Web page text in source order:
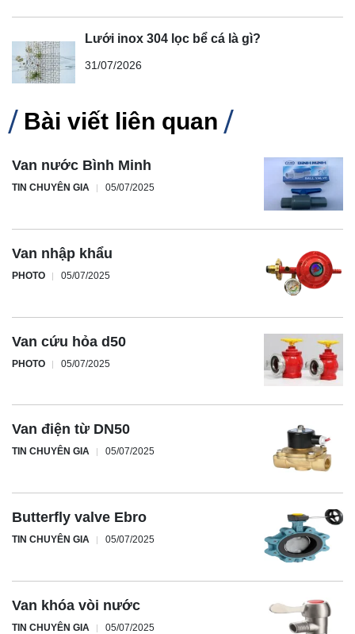
Lưới inox 304 lọc bể cá là gì?
31/07/2026
Bài viết liên quan
Van nước Bình Minh
TIN CHUYÊN GIA 05/07/2025
Van nhập khẩu
PHOTO 05/07/2025
Van cứu hỏa d50
PHOTO 05/07/2025
Van điện từ DN50
TIN CHUYÊN GIA 05/07/2025
Butterfly valve Ebro
TIN CHUYÊN GIA 05/07/2025
Van khóa vòi nước
TIN CHUYÊN GIA 05/07/2025